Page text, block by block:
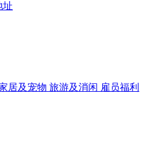
址
居及宠物 旅游及消闲 雇员福利